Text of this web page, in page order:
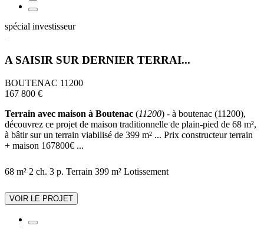
spécial investisseur
A SAISIR SUR DERNIER TERRAI...
BOUTENAC 11200
167 800 €
Terrain avec maison à Boutenac (11200) - à boutenac (11200),
découvrez ce projet de maison traditionnelle de plain-pied de 68 m²,
à bâtir sur un terrain viabilisé de 399 m² ... Prix constructeur terrain
+ maison 167800€ ...
68 m² 2 ch. 3 p. Terrain 399 m² Lotissement
VOIR LE PROJET